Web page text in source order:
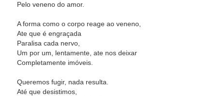
Pelo veneno do amor.
A forma como o corpo reage ao veneno,
Ate que é engraçada
Paralisa cada nervo,
Um por um, lentamente, ate nos deixar
Completamente imóveis.
Queremos fugir, nada resulta.
Até que desistimos,